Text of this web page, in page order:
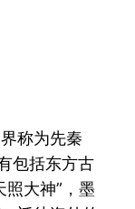
称为先秦
包括东方古
照大神”，墨